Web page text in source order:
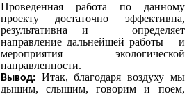
Проведенная работа по данному
проекту достаточно эффективна,
результативна и определяет
направление дальнейшей работы и
мероприятия экологической
направленности.
Вывод: Итак, благодаря воздуху мы
дышим, слышим, говорим и поем,